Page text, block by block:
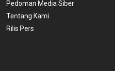
Pedoman Media Siber
Tentang Kami
Rilis Pers